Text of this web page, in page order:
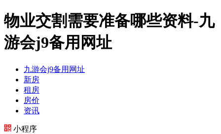
物业交割需要准备哪些资料-九
游会j9备用网址
九游会j9备用网址
新房
租房
房价
资讯
小程序